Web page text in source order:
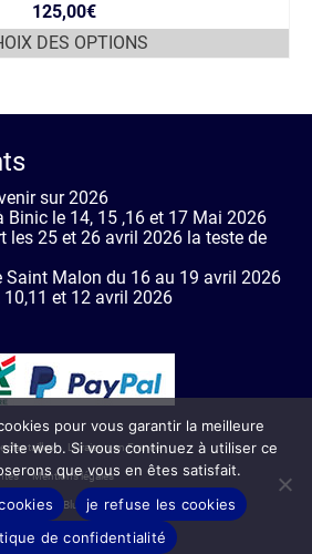
125,00€
DES OPTIONS
options
peuvent
être
choisies
sur
la
page
sur 2026
Binic le 14, 15 ,16 et 17 Mai 2026
les 25 et 26 avril 2026 la teste de
Saint Malon du 16 au 19 avril 2026
10,11 et 12 avril 2026
des tailles Livraison en France
Mentions légales
Mainlynes Blue Contact
pour vous garantir la meilleure
web. Si vous continuez à utiliser ce
que vous en êtes satisfait.
je refuse les cookies
de confidentialité